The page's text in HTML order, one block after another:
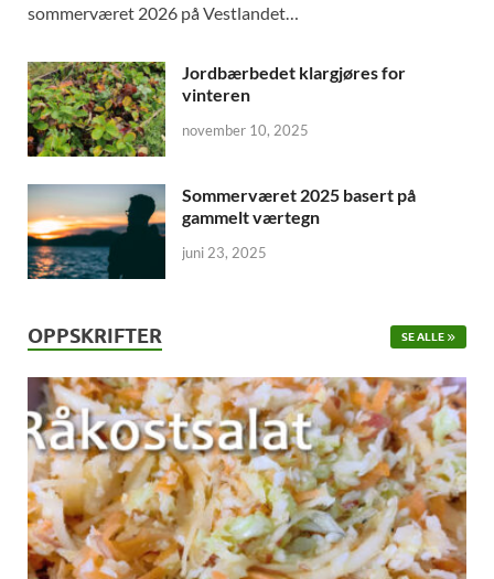
sommerværet 2026 på Vestlandet…
Jordbærbedet klargjøres for
vinteren
november 10, 2025
Sommerværet 2025 basert på
gammelt værtegn
juni 23, 2025
OPPSKRIFTER SE ALLE